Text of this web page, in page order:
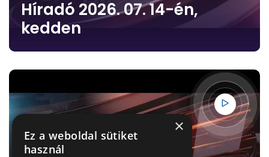
Híradó 2026. 07. 14-én,
kedden
×
Ez a weboldal sütiket
használ